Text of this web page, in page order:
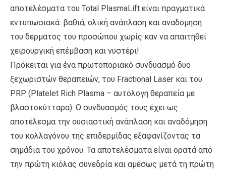
αποτελέσματα του Total PlasmaLift είναι πραγματικά
εντυπωσιακά: βαθιά, ολική ανάπλαση και αναδόμηση
του δέρματος του προσώπου χωρίς καν να απαιτηθεί
χειρουργική επέμβαση και νυστέρι!
Πρόκειται για ένα πρωτοποριακό συνδυασμό δυο
ξεχωριστών θεραπειών, του Fractional Laser και του
PRP (Platelet Rich Plasma – αυτόλογη θεραπεία με
βλαστοκύτταρα). O συνδυασμός τους έχει ως
αποτέλεσμα την ουσιαστική ανάπλαση και αναδόμηση
του κολλαγόνου της επιδερμίδας εξαφανίζοντας τα
σημάδια του χρόνου. Τα αποτελέσματα είναι ορατά από
την πρώτη κιόλας συνεδρία και αμέσως μετά τη πρώτη